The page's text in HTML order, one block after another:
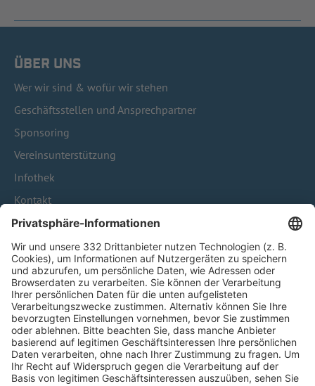
ÜBER UNS
Wer wir sind & wofür wir stehen
Geschäftsstellen und Ansprechpartner
Sponsoring
Vereinsunterstützung
Infothek
Kontakt
HÄUFIG BESUCHTE SEITEN
Pässe und Vereinswechsel
Trainerausbildung
Schulungsangebot Vereinsmitarbeiter
BFV-Geschäftsstellen
Trainerbörse
Login SpielPlus